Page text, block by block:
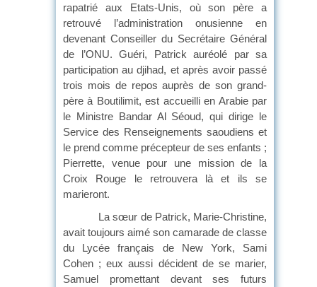
rapatrié aux Etats-Unis, où son père a
retrouvé l’administration onusienne en
devenant Conseiller du Secrétaire Général
de l’ONU. Guéri, Patrick auréolé par sa
participation au djihad, et après avoir passé
trois mois de repos auprès de son grand-
père à Boutilimit, est accueilli en Arabie par
le Ministre Bandar Al Séoud, qui dirige le
Service des Renseignements saoudiens et
le prend comme précepteur de ses enfants ;
Pierrette, venue pour une mission de la
Croix Rouge le retrouvera là et ils se
marieront.
La sœur de Patrick, Marie-Christine,
avait toujours aimé son camarade de classe
du Lycée français de New York, Sami
Cohen ; eux aussi décident de se marier,
Samuel promettant devant ses futurs